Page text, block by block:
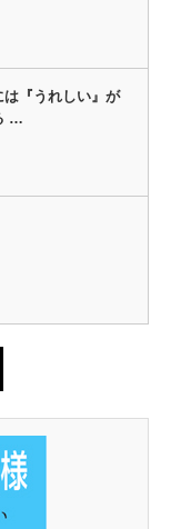
は『うれしい』が
…